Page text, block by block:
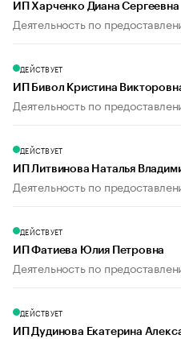
ИП Харченко Диана Сергеевна
Деятельность по
ДЕЙСТВУЕТ
ИП Бивол Кристина
Деятельность по
ДЕЙСТВУЕТ
ИП Литвинова Наталья
Деятельность по
ДЕЙСТВУЕТ
ИП Фатиева Юлия Петровна
Деятельность по
ДЕЙСТВУЕТ
ИП Дудинова Екатерина